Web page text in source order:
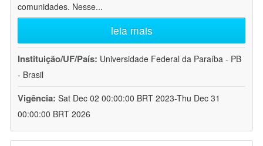
comunidades. Nesse...
leia mais
Instituição/UF/País: Universidade Federal da Paraíba - PB
- Brasil
Vigência: Sat Dec 02 00:00:00 BRT 2023-Thu Dec 31
00:00:00 BRT 2026